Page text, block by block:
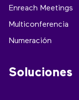
Enreach Meetings
Multiconferencia
Numeración
Soluciones